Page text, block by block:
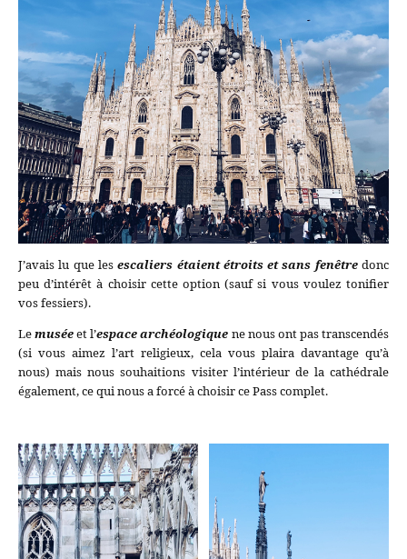
J’avais lu que lesescaliers étaient étroits et sans fenêtredonc
peu d’intérêt à choisir cette option (sauf si vous voulez tonifier
vos fessiers).
Lemuséeet l’espace archéologique ne nous ont pas transcendés
(si vous aimez l’art religieux, cela vous plaira davantage qu’à
nous) mais nous souhaitions visiter l’intérieur de la cathédrale
également, ce qui nous a forcé à choisir ce Pass complet.